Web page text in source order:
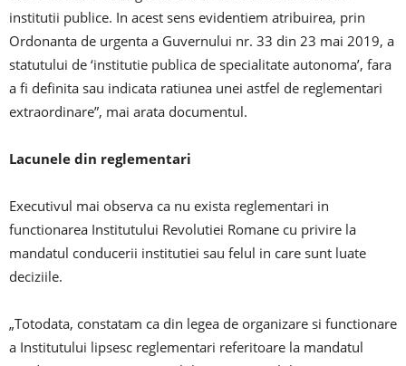
institutii publice. In acest sens evidentiem atribuirea, prin
Ordonanta de urgenta a Guvernului nr. 33 din 23 mai 2019, a
statutului de ‘institutie publica de specialitate autonoma’, fara
a fi definita sau indicata ratiunea unei astfel de reglementari
extraordinare”, mai arata documentul.
Lacunele din reglementari
Executivul mai observa ca nu exista reglementari in
functionarea Institutului Revolutiei Romane cu privire la
mandatul conducerii institutiei sau felul in care sunt luate
deciziile.
„Totodata, constatam ca din legea de organizare si functionare
a Institutului lipsesc reglementari referitoare la mandatul